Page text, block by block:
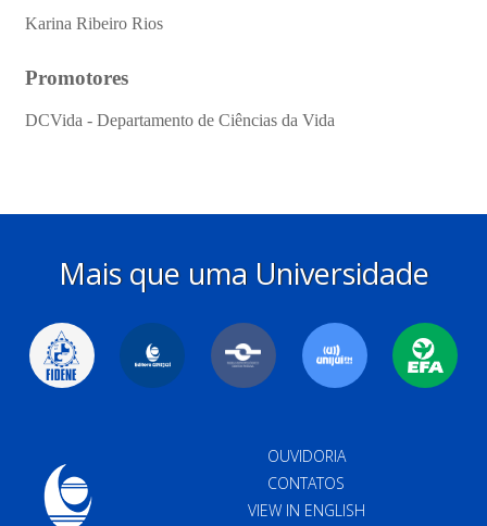
Mais que uma Universidade
OUVIDORIA
CONTATOS
VIEW IN ENGLISH